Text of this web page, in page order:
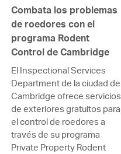
Combata los problemas
de roedores con el
programa Rodent
Control de Cambridge
El Inspectional Services
Department de la ciudad de
Cambridge ofrece servicios
de exteriores gratuitos para
el control de roedores a
través de su programa
Private Property Rodent